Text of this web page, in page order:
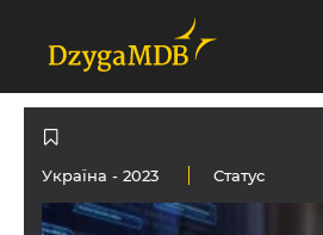
Україна - 2023 Статус